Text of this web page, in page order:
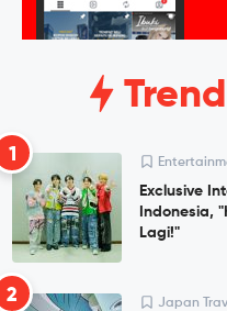
1
Exclusive
Indonesia,
Lagi!"
2 Japan